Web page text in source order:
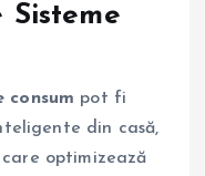
consum pot fi
din casă,
optimizează